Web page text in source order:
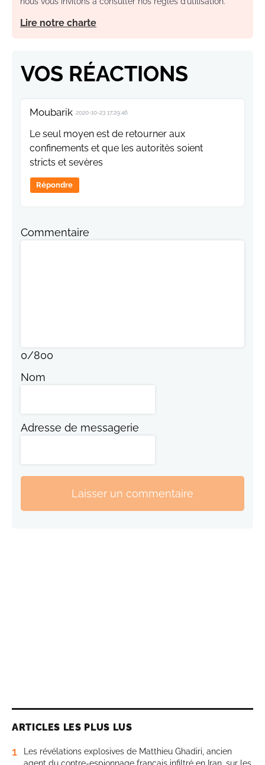
Lire notre charte
VOS RÉACTIONS
Moubarik 2020-10-23 17:29:46
Le seul moyen est de retourner aux
confinements et que les autoritès soient
stricts et sevères
Répondre
Commentaire
0/800
Nom
Adresse de messagerie
Laisser un commentaire
ARTICLES LES PLUS LUS
1
Les révélations explosives de Matthieu Ghadiri, ancien